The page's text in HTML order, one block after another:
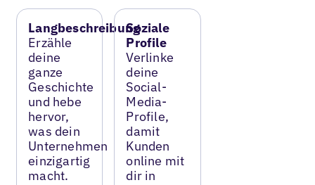
Langbeschreibung
Erzähle
deine
ganze
Geschichte
und hebe
hervor,
was dein
Unternehmen
einzigartig
macht.
Soziale
Profile
Verlinke
deine
Social-
Media-
Profile,
damit
Kunden
online mit
dir in